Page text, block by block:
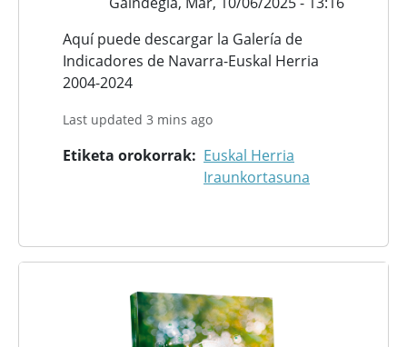
Aquí puede descargar la Galería de
Indicadores de Navarra-Euskal Herria
2004-2024
Last updated 3 mins ago
Etiketa orokorrak
Euskal Herria
Iraunkortasuna